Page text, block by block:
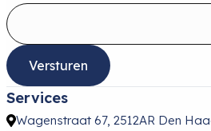
Versturen
Services
Wagenstraat 67, 2512AR Den